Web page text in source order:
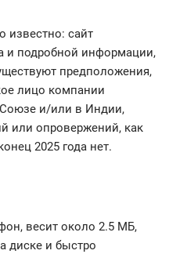
известно: сайт
и подробной информации,
предположения,
лицо компании
и/или в Индии,
или опровержений, как
2025 года нет.
весит около 2.5 МБ,
диске и быстро